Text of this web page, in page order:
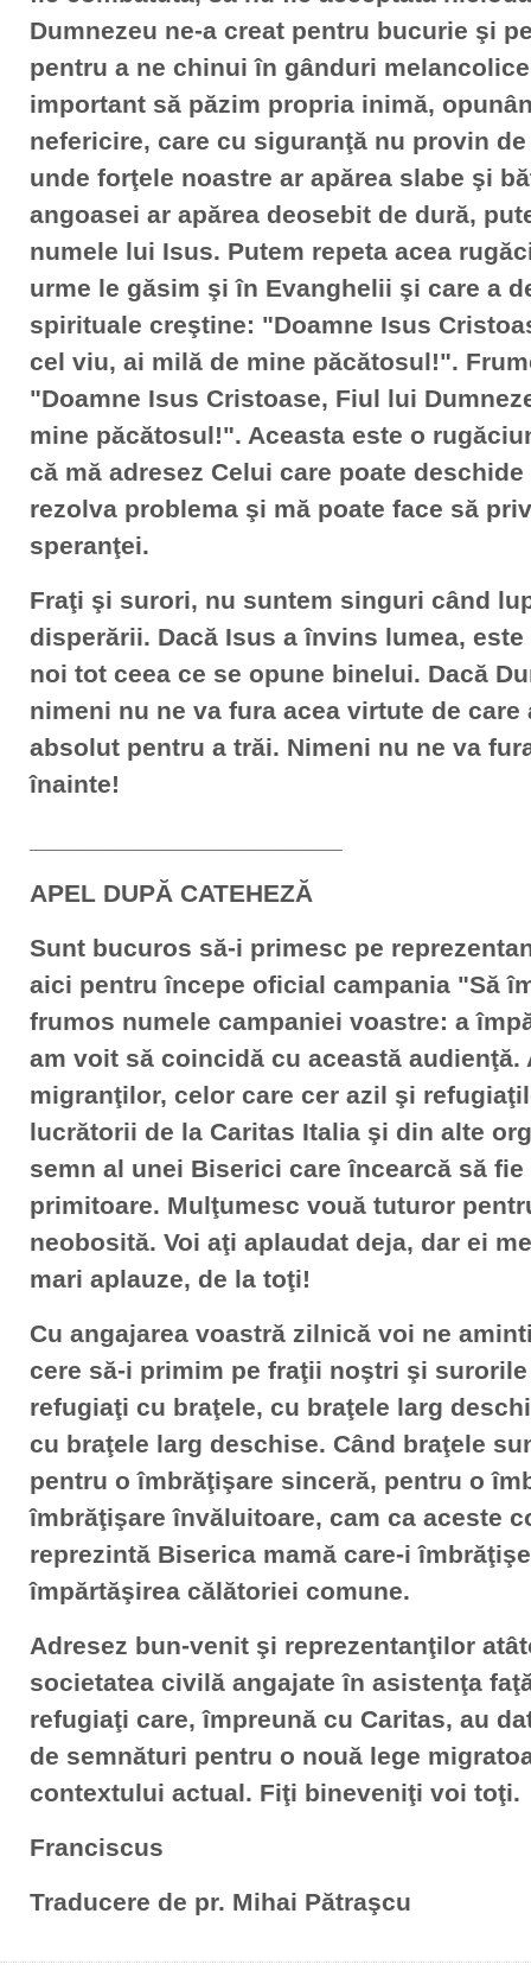
Dumnezeu ne-a creat pentru bucurie şi
pentru a ne chinui în gânduri
important să păzim propria inimă,
nefericire, care cu siguranţă nu provin
unde forţele noastre ar apărea slabe şi
angoasei ar apărea deosebit de dură,
numele lui Isus. Putem repeta acea
urme le găsim şi în Evanghelii şi care a
spirituale creştine: "Doamne Isus
cel viu, ai milă de mine păcătosul!".
"Doamne Isus Cristoase, Fiul lui
mine păcătosul!". Aceasta este o
că mă adresez Celui care poate
rezolva problema şi mă poate face să
speranţei.
Fraţi şi surori, nu suntem singuri când
disperării. Dacă Isus a învins lumea,
noi tot ceea ce se opune binelui. Dacă
nimeni nu ne va fura acea virtute de
absolut pentru a trăi. Nimeni nu ne va
înainte!
APEL DUPĂ CATEHEZĂ
Sunt bucuros să-i primesc pe
aici pentru începe oficial campania "Să
frumos numele campaniei voastre: a
am voit să coincidă cu această audienţă.
migranţilor, celor care cer azil şi
lucrătorii de la Caritas Italia şi din alte
semn al unei Biserici care încearcă să
primitoare. Mulţumesc vouă tuturor
neobosită. Voi aţi aplaudat deja, dar ei
mari aplauze, de la toţi!
Cu angajarea voastră zilnică voi ne
cere să-i primim pe fraţii noştri şi
refugiaţi cu braţele, cu braţele larg
cu braţele larg deschise. Când braţele
pentru o îmbrăţişare sinceră, pentru o
îmbrăţişare învăluitoare, cam ca aceste
reprezintă Biserica mamă care-i
împărtăşirea călătoriei comune.
Adresez bun-venit şi reprezentanţilor
societatea civilă angajate în asistenţa
refugiaţi care, împreună cu Caritas, au
de semnături pentru o nouă lege
contextului actual. Fiţi bineveniţi voi toţi.
Franciscus
Traducere de pr. Mihai Pătraşcu